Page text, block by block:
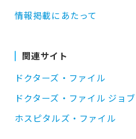
情報掲載にあたって
関連サイト
ドクターズ・ファイル
ドクターズ・ファイル ジョ
ホスピタルズ・ファイル